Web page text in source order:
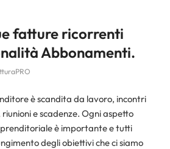
fatture ricorrenti
Abbonamenti.
è scandita da lavoro, incontri
e scadenze. Ogni aspetto
è importante e tutti
degli obiettivi che ci siamo